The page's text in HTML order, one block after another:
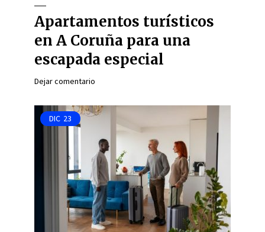
Apartamentos turísticos
en A Coruña para una
escapada especial
Dejar comentario
DIC 23